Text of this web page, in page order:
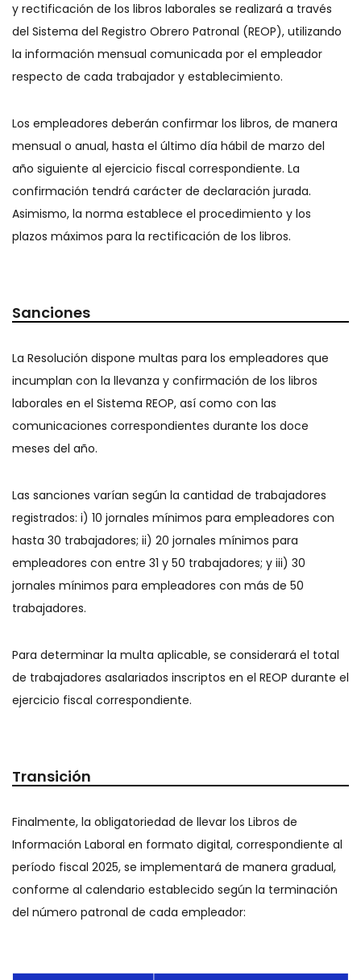
y rectificación de los libros laborales se realizará a través
del Sistema del Registro Obrero Patronal (REOP), utilizando
la información mensual comunicada por el empleador
respecto de cada trabajador y establecimiento.
Los empleadores deberán confirmar los libros, de manera
mensual o anual, hasta el último día hábil de marzo del
año siguiente al ejercicio fiscal correspondiente. La
confirmación tendrá carácter de declaración jurada.
Asimismo, la norma establece el procedimiento y los
plazos máximos para la rectificación de los libros.
Sanciones
La Resolución dispone multas para los empleadores que
incumplan con la llevanza y confirmación de los libros
laborales en el Sistema REOP, así como con las
comunicaciones correspondientes durante los doce
meses del año.
Las sanciones varían según la cantidad de trabajadores
registrados: i) 10 jornales mínimos para empleadores con
hasta 30 trabajadores; ii) 20 jornales mínimos para
empleadores con entre 31 y 50 trabajadores; y iii) 30
jornales mínimos para empleadores con más de 50
trabajadores.
Para determinar la multa aplicable, se considerará el total
de trabajadores asalariados inscriptos en el REOP durante el
ejercicio fiscal correspondiente.
Transición
Finalmente, la obligatoriedad de llevar los Libros de
Información Laboral en formato digital, correspondiente al
período fiscal 2025, se implementará de manera gradual,
conforme al calendario establecido según la terminación
del número patronal de cada empleador: